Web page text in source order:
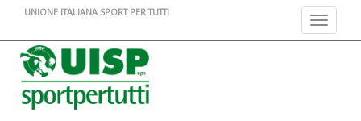
Toggle
UNIONE ITALIANA SPORT PER TUTTI